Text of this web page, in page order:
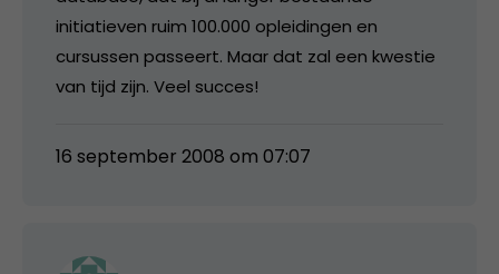
initiatieven ruim 100.000 opleidingen en
cursussen passeert. Maar dat zal een kwestie
van tijd zijn. Veel succes!
16 september 2008 om 07:07